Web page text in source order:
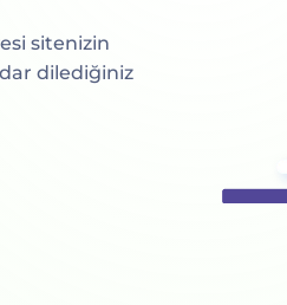
sitenizin
dilediğiniz